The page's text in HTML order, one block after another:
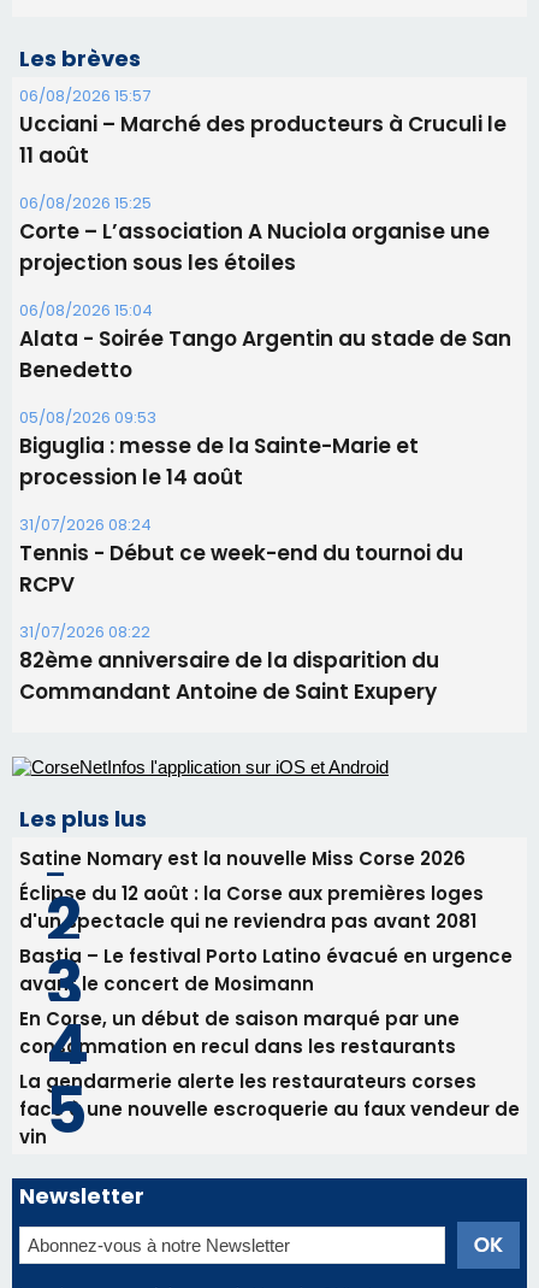
Les brèves
06/08/2026 15:57
Ucciani – Marché des producteurs à Cruculi le
11 août
06/08/2026 15:25
Corte – L’association A Nuciola organise une
projection sous les étoiles
06/08/2026 15:04
Alata - Soirée Tango Argentin au stade de San
Benedetto
05/08/2026 09:53
Biguglia : messe de la Sainte-Marie et
procession le 14 août
Tennis - Début ce week-end du tournoi du
RCPV
31/07/2026 08:22
82ème anniversaire de la disparition du
Commandant Antoine de Saint Exupery
Les plus lus
Satine Nomary est la nouvelle Miss Corse 2026
Éclipse du 12 août : la Corse aux premières loges
d'un spectacle qui ne reviendra pas avant 2081
Bastia – Le festival Porto Latino évacué en urgence
avant le concert de Mosimann
En Corse, un début de saison marqué par une
consommation en recul dans les restaurants